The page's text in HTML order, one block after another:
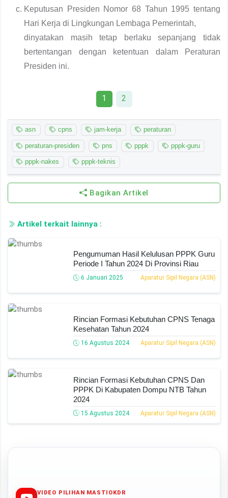
Keputusan Presiden Nomor 68 Tahun 1995 tentang
Hari Kerja di Lingkungan Lembaga Pemerintah,
dinyatakan masih tetap berlaku sepanjang tidak
bertentangan dengan ketentuan dalam Peraturan
Presiden ini.
1 2
asn cpns jam-kerja peraturan
peraturan-presiden pns pppk pppk-guru
pppk-nakes pppk-teknis
Bagikan Artikel
Artikel terkait lainnya :
Pengumuman Hasil Kelulusan PPPK Guru
Periode I Tahun 2024 Di Provinsi Riau
6 Januari 2025 Aparatur Sipil Negara (ASN)
Rincian Formasi Kebutuhan CPNS Tenaga
Kesehatan Tahun 2024
16 Agustus 2024 Aparatur Sipil Negara (ASN)
Rincian Formasi Kebutuhan CPNS Dan
PPPK Di Kabupaten Dompu NTB Tahun
2024
15 Agustus 2024 Aparatur Sipil Negara (ASN)
VIDEO PILIHAN MASTIOKDR